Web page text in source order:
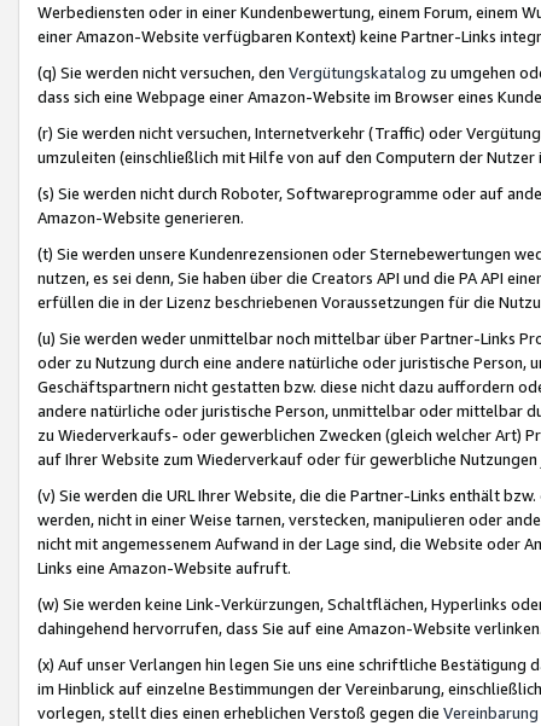
Werbediensten oder in einer Kundenbewertung, einem Forum, einem
einer Amazon-Website verfügbaren Kontext) keine Partner-Links
(q) Sie werden nicht versuchen, den Vergütungskatalog zu umgehen
dass sich eine Webpage einer Amazon-Website im Browser eines
(r) Sie werden nicht versuchen, Internetverkehr (Traffic) oder
umzuleiten (einschließlich mit Hilfe von auf den Computern der
(s) Sie werden nicht durch Roboter, Softwareprogramme oder auf
Amazon-Website generieren.
(t) Sie werden unsere Kundenrezensionen oder Sternebewertungen
nutzen, es sei denn, Sie haben über die Creators API und die PA API
erfüllen die in der Lizenz beschriebenen Voraussetzungen für die
(u) Sie werden weder unmittelbar noch mittelbar über Partner-Links
oder zu Nutzung durch eine andere natürliche oder juristische
Geschäftspartnern nicht gestatten bzw. diese nicht dazu auffordern
andere natürliche oder juristische Person, unmittelbar oder mittelbar
zu Wiederverkaufs- oder gewerblichen Zwecken (gleich welcher Art)
auf Ihrer Website zum Wiederverkauf oder für gewerbliche
(v) Sie werden die URL Ihrer Website, die die Partner-Links enthält
werden, nicht in einer Weise tarnen, verstecken, manipulieren oder
nicht mit angemessenem Aufwand in der Lage sind, die Website oder
Links eine Amazon-Website aufruft.
(w) Sie werden keine Link-Verkürzungen, Schaltflächen, Hyperlinks
dahingehend hervorrufen, dass Sie auf eine Amazon-Website
(x) Auf unser Verlangen hin legen Sie uns eine schriftliche
im Hinblick auf einzelne Bestimmungen der Vereinbarung,
vorlegen, stellt dies einen erheblichen Verstoß gegen die Vereinbarung